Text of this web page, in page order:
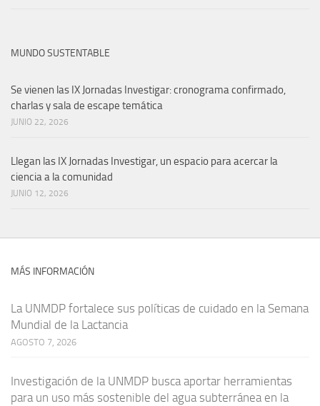
MUNDO SUSTENTABLE
Se vienen las IX Jornadas Investigar: cronograma confirmado,
charlas y sala de escape temática
JUNIO 22, 2026
Llegan las IX Jornadas Investigar, un espacio para acercar la
ciencia a la comunidad
JUNIO 12, 2026
MÁS INFORMACIÓN
La UNMDP fortalece sus políticas de cuidado en la Semana
Mundial de la Lactancia
AGOSTO 7, 2026
Investigación de la UNMDP busca aportar herramientas
para un uso más sostenible del agua subterránea en la